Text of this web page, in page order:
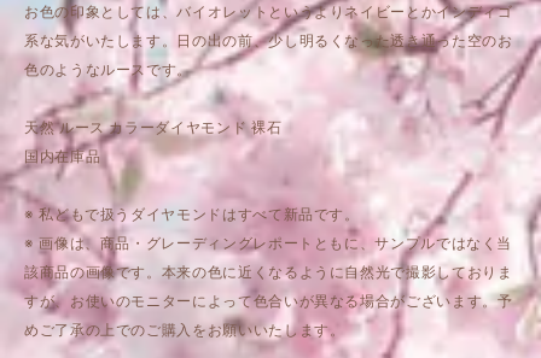
お色の印象としては、バイオレットというよりネイビーとかインディゴ
系な気がいたします。日の出の前、少し明るくなった透き通った空のお
色のようなルースです。
天然 ルース カラーダイヤモンド 裸石
国内在庫品
※ 私どもで扱うダイヤモンドはすべて新品です。
※ 画像は、商品・グレーディングレポートともに、サンプルではなく当
該商品の画像です。本来の色に近くなるように自然光で撮影しておりま
すが、お使いのモニターによって色合いが異なる場合がございます。予
めご了承の上でのご購入をお願いいたします。